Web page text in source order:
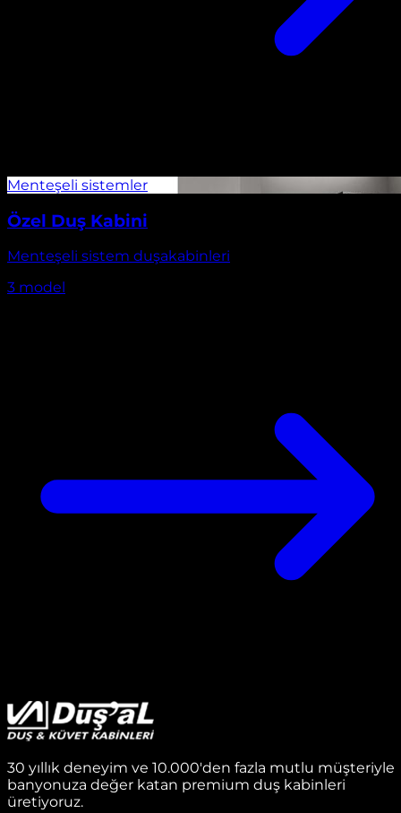
Özel Duş Kabini
Menteşeli sistem duşakabinleri
3 model
30 yıllık deneyim ve 10.000'den fazla mutlu müşteriyle
banyonuza değer katan premium duş kabinleri
üretiyoruz.